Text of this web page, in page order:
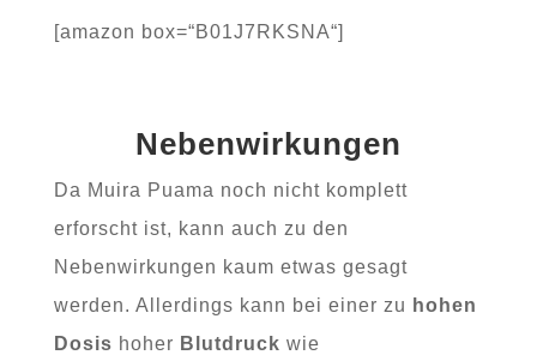
[amazon box=“B01J7RKSNA“]
Nebenwirkungen
Da Muira Puama noch nicht komplett
erforscht ist, kann auch zu den
Nebenwirkungen kaum etwas gesagt
werden. Allerdings kann bei einer zu hohen
Dosis hoher Blutdruck wie